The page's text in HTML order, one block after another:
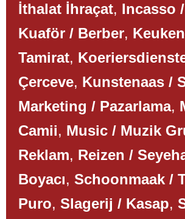
İthalat İhraçat, Incasso
Kuaför / Berber,
Tamirat,
Çerceve, Kunstenaas /
Marketing / Pazarlama,
Camii, Music / Muzik
Reklam, Reizen /
Boyacı, Schoonmaak /
Puro, Slagerij / Kasap,